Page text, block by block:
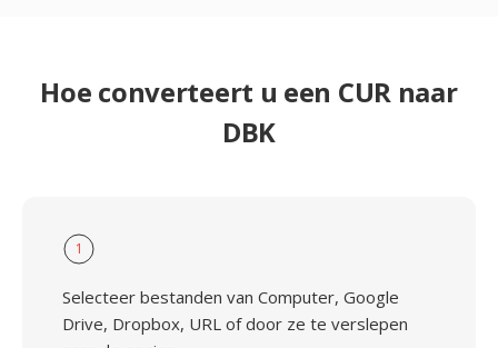
Hoe converteert u een CUR naar
DBK
1
Selecteer bestanden van Computer, Google
Drive, Dropbox, URL of door ze te verslepen